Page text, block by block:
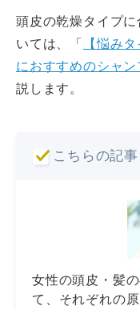
頭皮の乾燥タイプ
いては、「
【悩み
におすすめのシャ
説します。
こちらの記
女性の頭皮・髪
て、それぞれの